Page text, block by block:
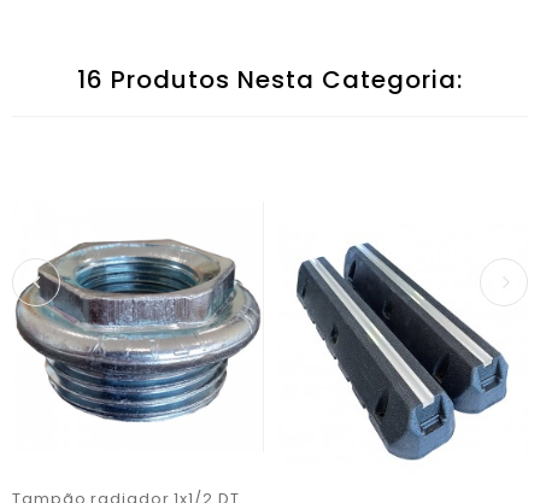
16 Produtos Nesta Categoria: